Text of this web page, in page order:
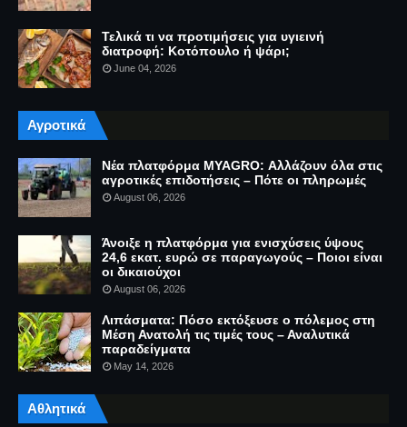
Τελικά τι να προτιμήσεις για υγιεινή
διατροφή: Κοτόπουλο ή ψάρι;
June 04, 2026
Αγροτικά
Νέα πλατφόρμα MYAGRO: Αλλάζουν όλα στις
αγροτικές επιδοτήσεις – Πότε οι πληρωμές
August 06, 2026
Άνοιξε η πλατφόρμα για ενισχύσεις ύψους
24,6 εκατ. ευρώ σε παραγωγούς – Ποιοι είναι
οι δικαιούχοι
August 06, 2026
Λιπάσματα: Πόσο εκτόξευσε ο πόλεμος στη
Μέση Ανατολή τις τιμές τους – Αναλυτικά
παραδείγματα
May 14, 2026
Αθλητικά